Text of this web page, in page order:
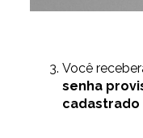
Você
senha
cadastrado